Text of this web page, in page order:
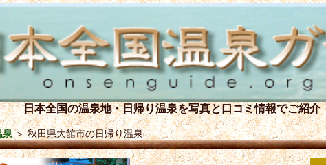
日本全国の温泉地・日帰り温泉を写真と口コミ情報でご紹介
泉＞秋田県大館市の日帰り温泉